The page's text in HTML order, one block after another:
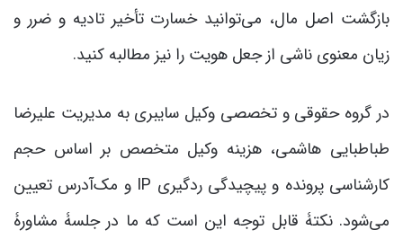
بازگشت اصل مال، می‌توانید خسارت تأخیر تادیه و ضرر و
زیان معنوی ناشی از جعل هویت را نیز مطالبه کنید.
در گروه حقوقی و تخصصی وکیل سایبری به مدیریت علیرضا
طباطبایی هاشمی، هزینه وکیل متخصص بر اساس حجم
کارشناسی پرونده و پیچیدگی ردگیری IP و مک‌آدرس تعیین
می‌شود. نکتۀ قابل توجه این است که ما در جلسۀ مشاورۀ